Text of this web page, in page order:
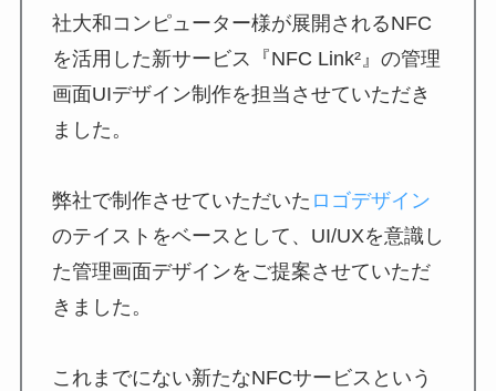
社大和コンピューター様が展開されるNFC
を活用した新サービス『NFC Link²』の管理
画面UIデザイン制作を担当させていただき
ました。
弊社で制作させていただいた ロゴデザイン
のテイストをベースとして、UI/UXを意識し
た管理画面デザインをご提案させていただ
きました。
これまでにない新たなNFCサービスという